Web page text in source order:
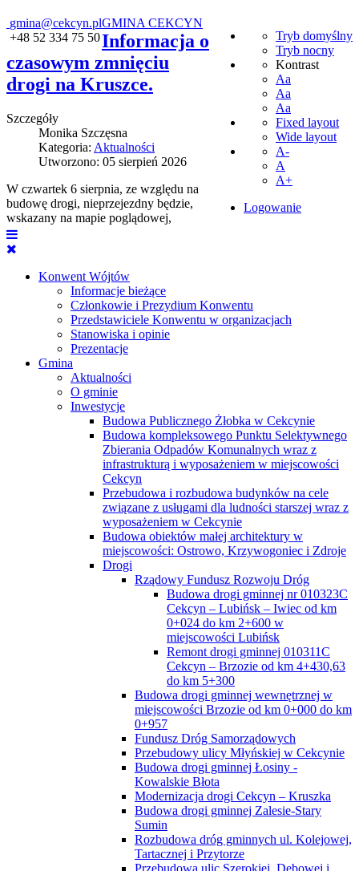
gmina@cekcyn.pl
+48 52 334 75 50
Tryb domyślny
Tryb nocny
Kontrast
Aa
Aa
Aa
Fixed layout
Wide layout
A-
A
A+
Logowanie
GMINA CEKCYN
Konwent Wójtów
Informacje bieżące
Członkowie i Prezydium Konwentu
Przedstawiciele Konwentu w organizacjach
Stanowiska i opinie
Prezentacje
Gmina
Aktualności
O gminie
Inwestycje
Budowa Publicznego Żłobka w Cekcynie
Budowa kompleksowego Punktu Selektywnego
Zbierania Odpadów Komunalnych wraz z
infrastrukturą i wyposażeniem w miejscowości
Cekcyn
Przebudowa i rozbudowa budynków na cele
związane z usługami dla ludności starszej wraz z
wyposażeniem w Cekcynie
Budowa obiektów małej architektury w
miejscowości: Ostrowo, Krzywogoniec i Zdroje
Drogi
Rządowy Fundusz Rozwoju Dróg
Budowa drogi gminnej nr 010323C
Cekcyn – Lubińsk – Iwiec od km
0+024 do km 2+600 w
miejscowości Lubińsk
Remont drogi gminnej 010311C
Cekcyn – Brzozie od km 4+430,63
do km 5+300
Budowa drogi gminnej wewnętrznej w
miejscowości Brzozie od km 0+000 do km
0+957
Fundusz Dróg Samorządowych
Przebudowy ulicy Młyńskiej w Cekcynie
Budowa drogi gminnej Łosiny -
Kowalskie Błota
Modernizacja drogi Cekcyn – Kruszka
Budowa drogi gminnej Zalesie-Stary
Sumin
Rozbudowa dróg gminnych ul. Kolejowej,
Tartacznej i Przytorze
Przebudowa ulic Szerokiej, Dębowej i
Informacja o
czasowym zmnięciu
drogi na Kruszce.
Szczegóły
Monika Szczęsna
Kategoria: Aktualności
Utworzono: 05 sierpień 2026
W czwartek 6 sierpnia, ze względu na
budowę drogi, nieprzejezdny będzie,
wskazany na mapie poglądowej,